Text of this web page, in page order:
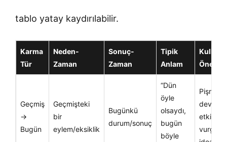
tablo yatay kaydırılabilir.
Karma
Tür
Neden-
Zaman
Sonuç-
Zaman
Tipik
Anlam
Önerisi
Geçmiş
→
Bugün
Geçmişteki
bir
eylem/eksiklik
Bugünkü
durum/sonuç
“Dün
öyle
olsaydı,
bugün
böyle
devam
etkiyi